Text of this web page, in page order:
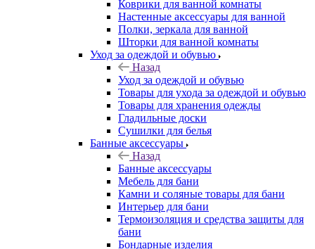
Коврики для ванной комнаты
Настенные аксессуары для ванной
Полки, зеркала для ванной
Шторки для ванной комнаты
Уход за одеждой и обувью
Назад
Уход за одеждой и обувью
Товары для ухода за одеждой и обувью
Товары для хранения одежды
Гладильные доски
Сушилки для белья
Банные аксессуары
Назад
Банные аксессуары
Мебель для бани
Камни и соляные товары для бани
Интерьер для бани
Термоизоляция и средства защиты для
бани
Бондарные изделия